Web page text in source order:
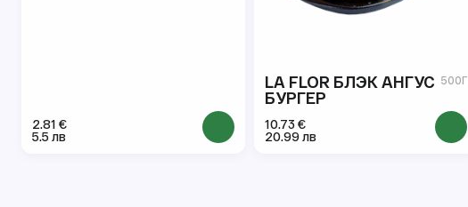
2.81 €
5.5 лв
LA FLOR БЛЭК AНГУС
БУРГЕР
500Г
10.73 €
20.99 лв